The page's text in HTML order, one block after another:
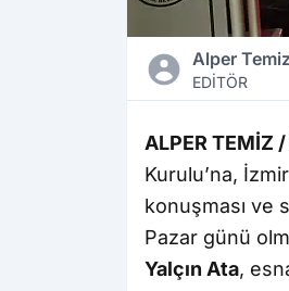
Alper Temiz
EDİTÖR
ALPER TEMİZ /
Kurulu’na,
konuşması ve
Pazar günü
Yalçın Ata,